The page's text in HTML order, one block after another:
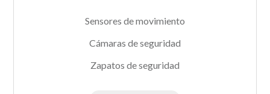
Sensores de movimiento
Cámaras de seguridad
Zapatos de seguridad